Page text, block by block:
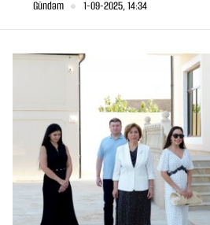
Gündəm 1-09-2025, 14:34